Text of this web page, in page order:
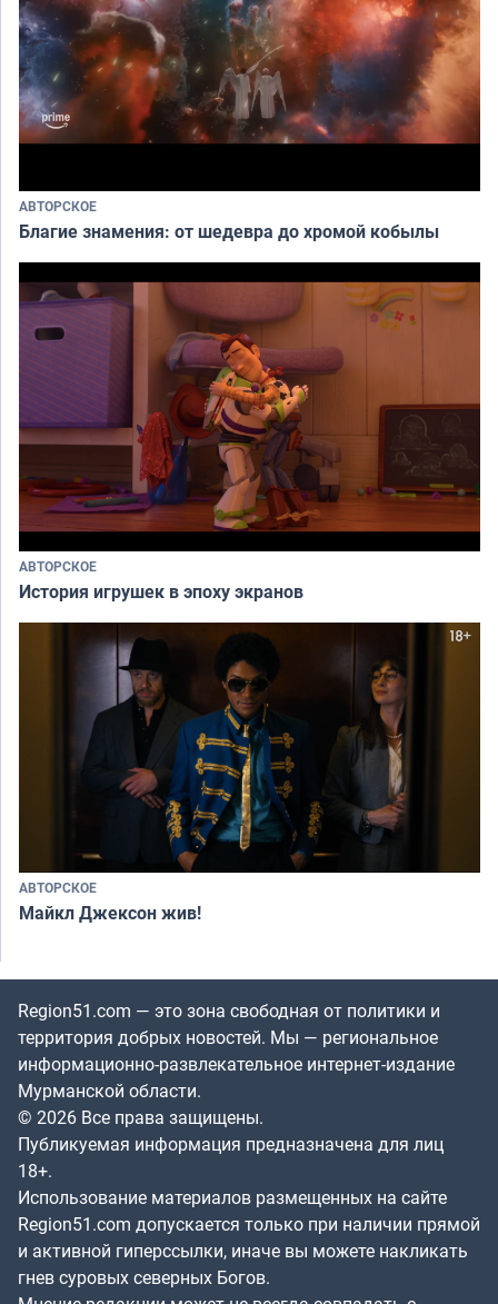
АВТОРСКОЕ
Благие знамения: от шедевра до хромой кобылы
АВТОРСКОЕ
История игрушек в эпоху экранов
АВТОРСКОЕ
Майкл Джексон жив!
Region51.com — это зона свободная от политики и
территория добрых новостей. Мы — региональное
информационно-развлекательное интернет-издание
Мурманской области.
© 2026 Все права защищены.
Публикуемая информация предназначена для лиц
18+.
Использование материалов размещенных на сайте
Region51.com допускается только при наличии прямой
и активной гиперссылки, иначе вы можете накликать
гнев суровых северных Богов.